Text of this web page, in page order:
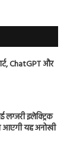
ChatGPT और
लग्जरी इलेक्ट्रिक
आएगी यह अनोखी